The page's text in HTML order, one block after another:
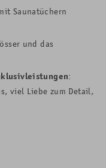
Saunatüchern
und das
:
viel Liebe zum Detail,